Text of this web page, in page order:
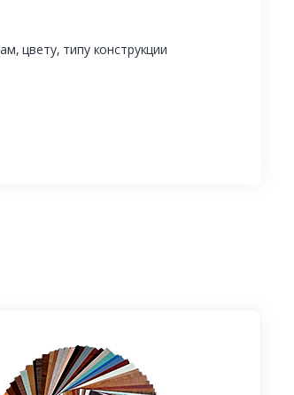
цвету, типу конструкции